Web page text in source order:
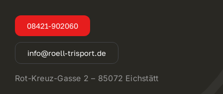
08421-902060
info@roell-trisport.de
Rot-Kreuz-Gasse 2 – 85072 Eichstätt